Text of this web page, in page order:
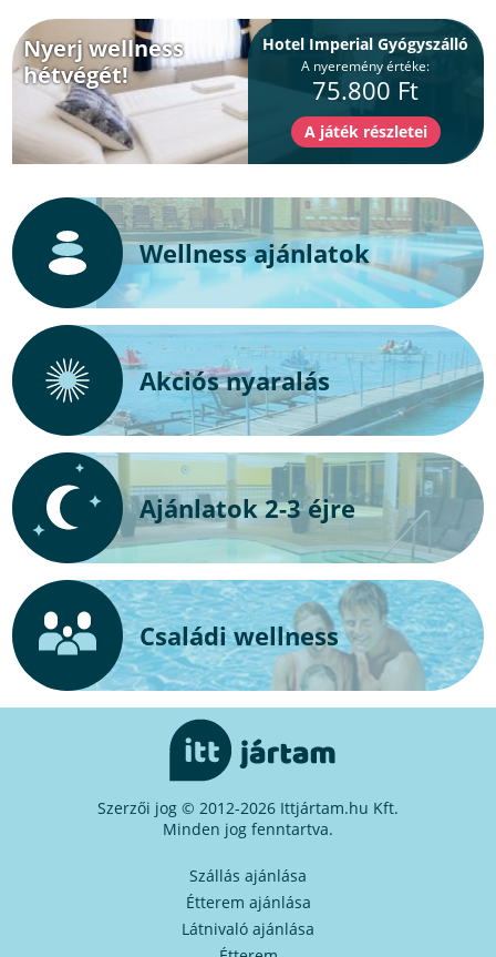
Nyerj wellness
hétvégét!
Hotel Imperial Gyógyszálló
A nyeremény értéke:
75.800 Ft
Wellness ajánlatok
Akciós nyaralás
Ajánlatok 2-3 éjre
Családi wellness
Szerzői jog © 2012-2026 Ittjártam.hu Kft.
Minden jog fenntartva.
Szállás ajánlása
Étterem ajánlása
Látnivaló ajánlása